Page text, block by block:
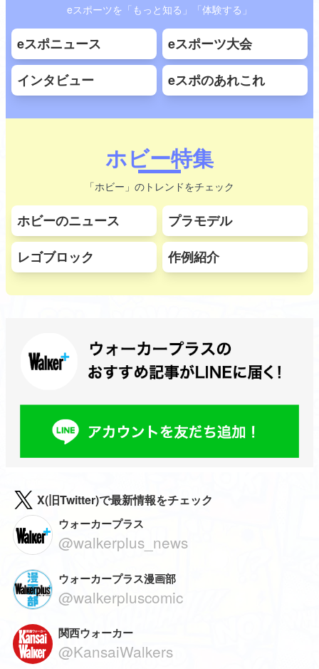
eスポーツを「もっと知る」「体験する」
eスポニュース
eスポーツ大会
インタビュー
eスポのあれこれ
ホビー特集
「ホビー」のトレンドをチェック
ホビーのニュース
プラモデル
レゴブロック
作例紹介
X(旧Twitter)で最新情報をチェック
ウォーカープラス
@walkerplus_news
ウォーカープラス漫画部
@walkerpluscomic
関西ウォーカー
@KansaiWalkers